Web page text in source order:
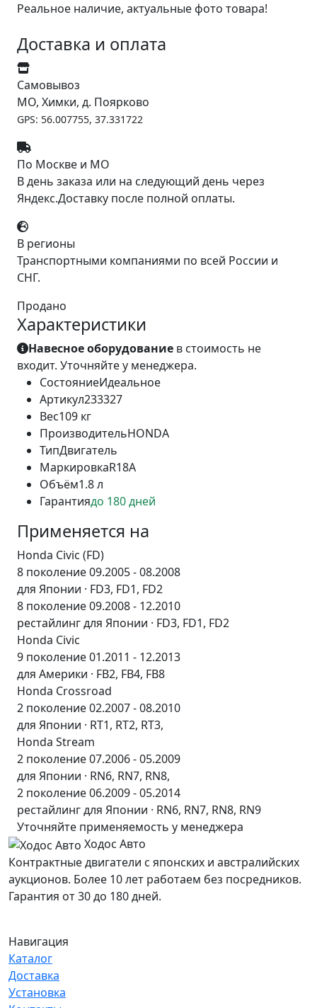
Реальное наличие, актуальные фото товара!
Доставка и оплата
Самовывоз
МО, Химки, д. Поярково
GPS: 56.007755, 37.331722
По Москве и МО
В день заказа или на следующий день через
Яндекс.Доставку после полной оплаты.
В регионы
Транспортными компаниями по всей России и
СНГ.
Продано
Характеристики
Навесное оборудование в стоимость не
входит. Уточняйте у менеджера.
СостояниеИдеальное
Артикул233327
Вес109 кг
ПроизводительHONDA
ТипДвигатель
МаркировкаR18A
Объём1.8 л
Гарантиядо 180 дней
Применяется на
Honda Civic (FD)
8 поколение 09.2005 - 08.2008
для Японии · FD3, FD1, FD2
8 поколение 09.2008 - 12.2010
рестайлинг для Японии · FD3, FD1, FD2
Honda Civic
9 поколение 01.2011 - 12.2013
для Америки · FB2, FB4, FB8
Honda Crossroad
2 поколение 02.2007 - 08.2010
для Японии · RT1, RT2, RT3,
Honda Stream
2 поколение 07.2006 - 05.2009
для Японии · RN6, RN7, RN8,
2 поколение 06.2009 - 05.2014
рестайлинг для Японии · RN6, RN7, RN8, RN9
Уточняйте применяемость у менеджера
Ходос Авто
Контрактные двигатели с японских и австралийских
аукционов. Более 10 лет работаем без посредников.
Гарантия от 30 до 180 дней.
Навигация
Каталог
Доставка
Установка